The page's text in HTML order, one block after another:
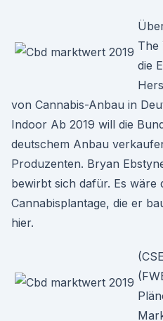
The
die
von Cannabis-Anbau in
Indoor Ab 2019 will die
deutschem Anbau
Produzenten. Bryan
bewirbt sich dafür. Es wäre
Cannabisplantage, die er
hier.